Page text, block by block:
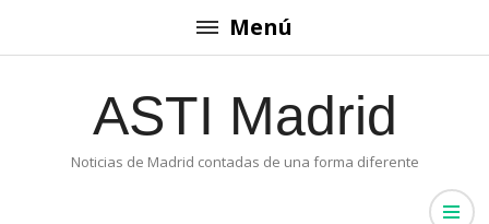
al
Menú
ASTI Madrid
Noticias de Madrid contadas de una forma diferente